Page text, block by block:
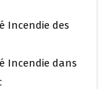
Incendie des
Incendie dans